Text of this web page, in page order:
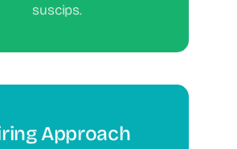
suscips.
Content Goes Here
Approach